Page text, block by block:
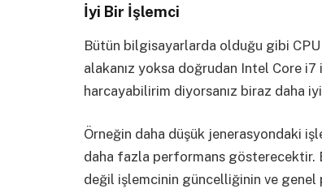
İyi Bir İşlemci
Bütün bilgisayarlarda olduğu gibi
alakanız yoksa doğrudan Intel Core
harcayabilirim diyorsanız biraz daha
Örneğin daha düşük jenerasyondaki
daha fazla performans gösterecektir.
değil işlemcinin güncelliğinin ve genel